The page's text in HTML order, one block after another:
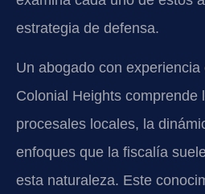
estrategia de defensa.
Un abogado con
Colonial Heights comprende
procesales locales, la
enfoques que la fiscalía
esta naturaleza. Este